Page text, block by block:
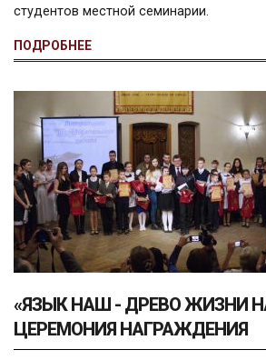
студентов местной семинарии.
ПОДРОБНЕЕ
«ЯЗЫК НАШ - ДРЕВО ЖИЗНИ
ЦЕРЕМОНИЯ НАГРАЖДЕНИЯ